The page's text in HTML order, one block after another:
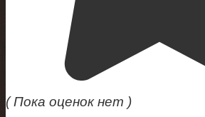
( Пока оценок нет )